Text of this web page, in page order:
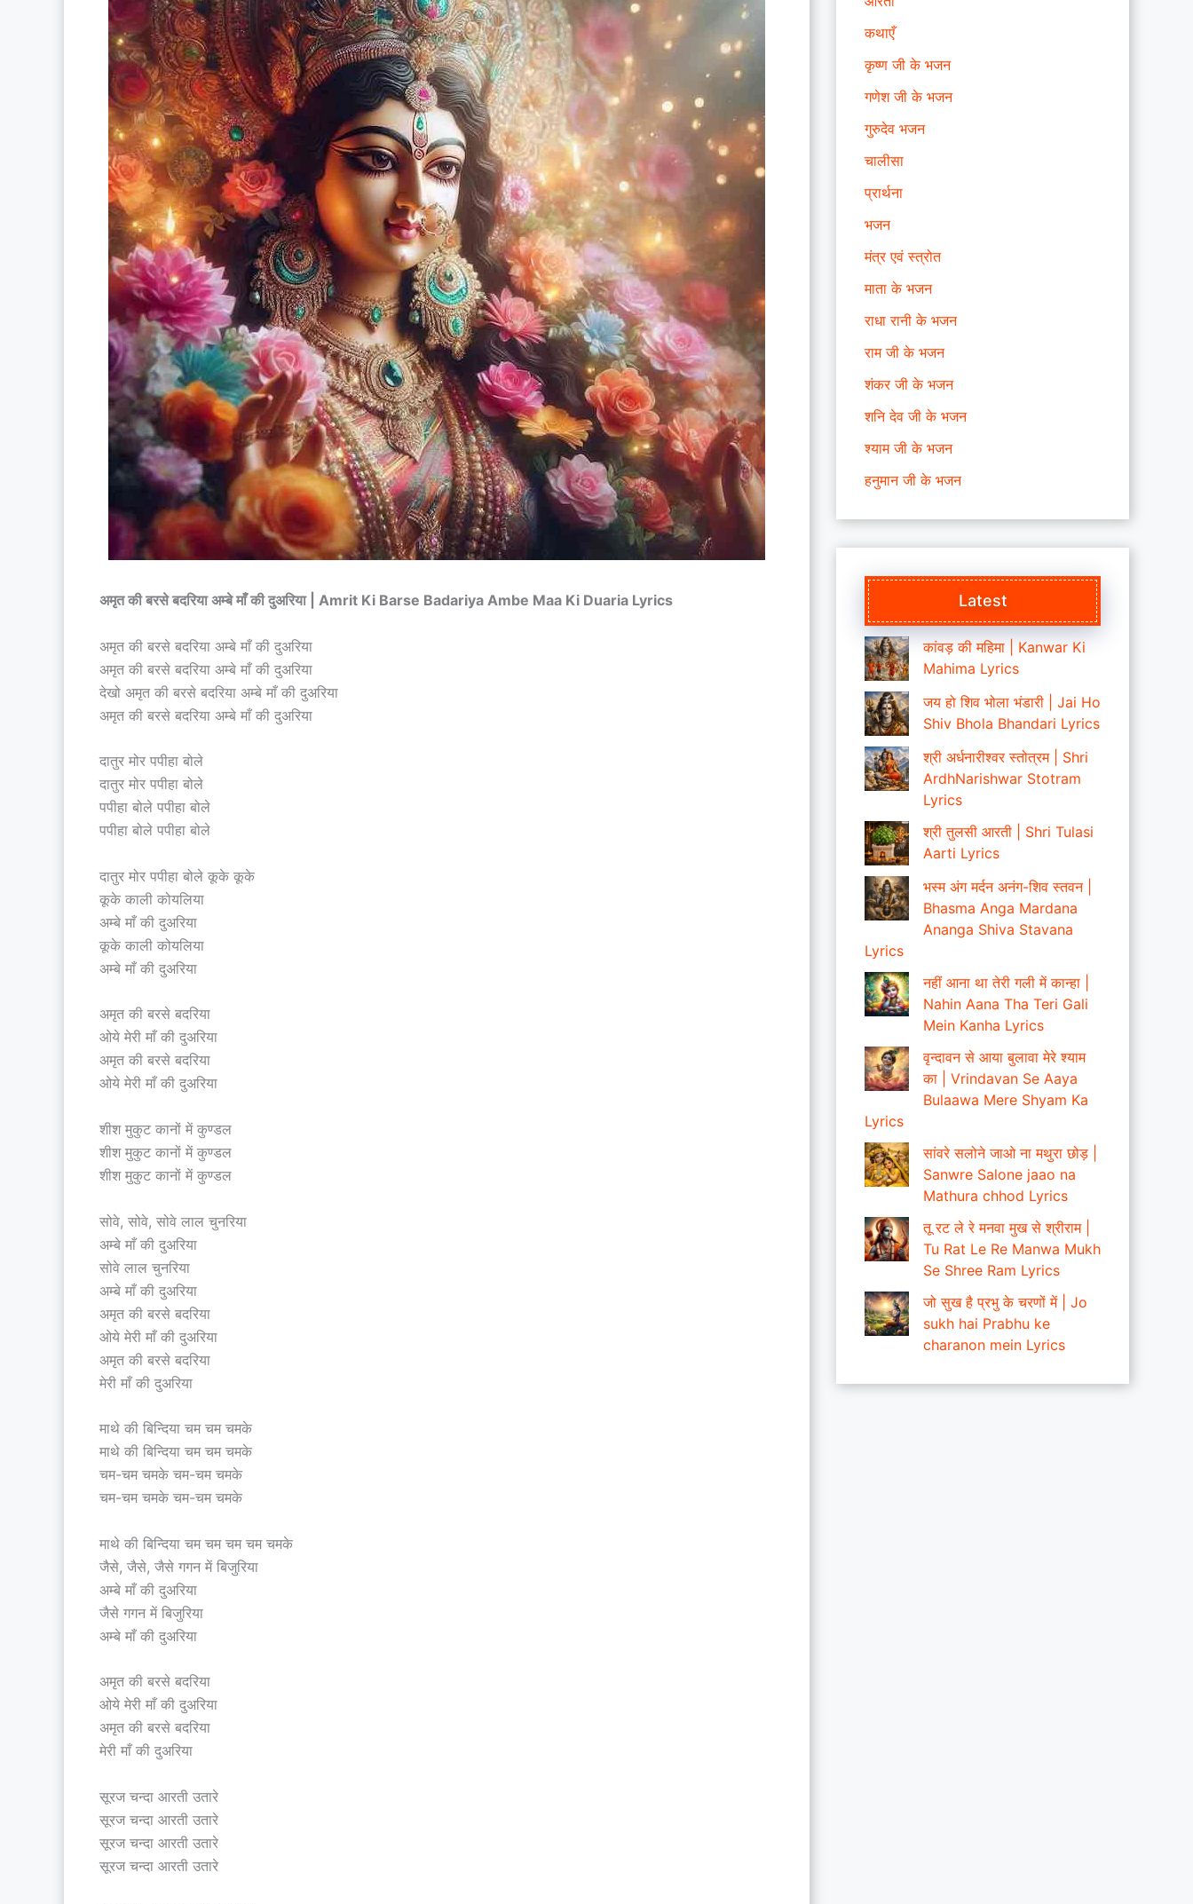
अमृत की बरसे बदरिया अम्बे माँ की दुअरिया | Amrit Ki Barse Badariya Ambe Maa Ki Duaria Lyrics
अमृत की बरसे बदरिया अम्बे माँ की दुअरिया
अमृत की बरसे बदरिया अम्बे माँ की दुअरिया
देखो अमृत की बरसे बदरिया अम्बे माँ की दुअरिया
अमृत की बरसे बदरिया अम्बे माँ की दुअरिया
दातुर मोर पपीहा बोले
दातुर मोर पपीहा बोले
पपीहा बोले पपीहा बोले
पपीहा बोले पपीहा बोले
दातुर मोर पपीहा बोले कूके कूके
कूके काली कोयलिया
अम्बे माँ की दुअरिया
कूके काली कोयलिया
अम्बे माँ की दुअरिया
अमृत की बरसे बदरिया
ओये मेरी माँ की दुअरिया
अमृत की बरसे बदरिया
ओये मेरी माँ की दुअरिया
शीश मुकुट कानों में कुण्डल
शीश मुकुट कानों में कुण्डल
शीश मुकुट कानों में कुण्डल
सोवे, सोवे, सोवे लाल चुनरिया
अम्बे माँ की दुअरिया
सोवे लाल चुनरिया
अम्बे माँ की दुअरिया
अमृत की बरसे बदरिया
ओये मेरी माँ की दुअरिया
अमृत की बरसे बदरिया
मेरी माँ की दुअरिया
माथे की बिन्दिया चम चम चमके
माथे की बिन्दिया चम चम चमके
चम-चम चमके चम-चम चमके
चम-चम चमके चम-चम चमके
माथे की बिन्दिया चम चम चम चम चमके
जैसे, जैसे, जैसे गगन में बिजुरिया
अम्बे माँ की दुअरिया
जैसे गगन में बिजुरिया
अम्बे माँ की दुअरिया
अमृत की बरसे बदरिया
ओये मेरी माँ की दुअरिया
अमृत की बरसे बदरिया
मेरी माँ की दुअरिया
सूरज चन्दा आरती उतारे
सूरज चन्दा आरती उतारे
सूरज चन्दा आरती उतारे
सूरज चन्दा आरती उतारे
कथाएँ
कृष्ण जी के भजन
गणेश जी के भजन
गुरुदेव भजन
चालीसा
प्रार्थना
भजन
मंत्र एवं स्त्रोत
माता के भजन
राधा रानी के भजन
राम जी के भजन
शंकर जी के भजन
शनि देव जी के भजन
श्याम जी के भजन
हनुमान जी के भजन
Latest
कांवड़ की महिमा | Kanwar Ki
Mahima Lyrics
जय हो शिव भोला भंडारी | Jai Ho
Shiv Bhola Bhandari Lyrics
श्री अर्धनारीश्वर स्तोत्रम | Shri
ArdhNarishwar Stotram
Lyrics
श्री तुलसी आरती | Shri Tulasi
Aarti Lyrics
भस्म अंग मर्दन अनंग-शिव स्तवन |
Bhasma Anga Mardana
Ananga Shiva Stavana
Lyrics
नहीं आना था तेरी गली में कान्हा |
Nahin Aana Tha Teri Gali
Mein Kanha Lyrics
वृन्दावन से आया बुलावा मेरे श्याम
का | Vrindavan Se Aaya
Bulaawa Mere Shyam Ka
Lyrics
सांवरे सलोने जाओ ना मथुरा छोड़ |
Sanwre Salone jaao na
Mathura chhod Lyrics
तू रट ले रे मनवा मुख से श्रीराम |
Tu Rat Le Re Manwa Mukh
Se Shree Ram Lyrics
जो सुख है प्रभु के चरणों में | Jo
sukh hai Prabhu ke
charanon mein Lyrics